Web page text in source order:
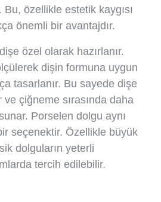
özellikle estetik kaygısı
önemli bir avantajdır.
özel olarak hazırlanır.
dişin formuna uygun
tasarlanır. Bu sayede dişe
çiğneme sırasında daha
Porselen dolgu aynı
seçenektir. Özellikle büyük
dolguların yeterli
tercih edilebilir.